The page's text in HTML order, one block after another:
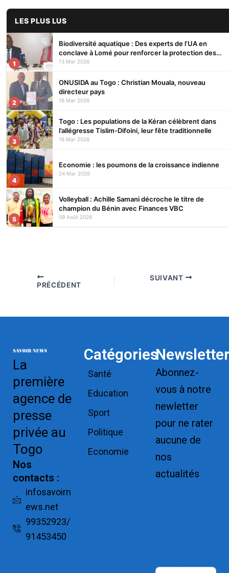
LES PLUS LUS
1
Biodiversité aquatique : Des experts de l’UA en
conclave à Lomé pour renforcer la protection des
écosystèmes
13 Mar 2026
2
ONUSIDA au Togo : Christian Mouala, nouveau
directeur pays
16 Mar 2026
3
Togo : Les populations de la Kéran célèbrent dans
l’allégresse Tislim-Difoini, leur fête traditionnelle
16 Mar 2026
4
Economie : les poumons de la croissance indienne
24 Mar 2026
5
Volleyball : Achille Samani décroche le titre de
champion du Bénin avec Finances VBC
09 Août 2026
PRÉCÉDENT
SUIVANT
La
première
agence de
presse
privée au
Togo
Nos
contacts :
infosavoirn
ews.net
99352923/
91453450
Catégories
Santé
Education
Sport
Politique
Economie
Newsletter
Abonnez-
vous à notre
newletter
pour ne rater
aucune de
nos
actualités